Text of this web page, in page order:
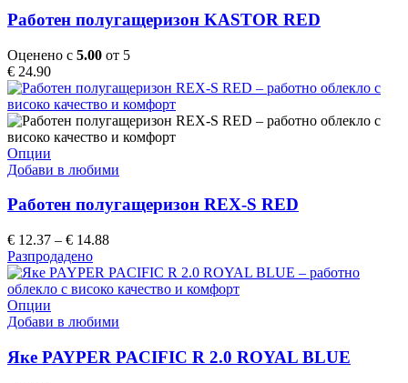
multiple
variants.
options
be
chosen
on
the
product
page
Работен полугащеризон KASTOR RED
Оценено с 5.00 от 5
€ 24.90
Опции
product
multiple
The
options
may
be
chosen
on
the
product
page
Добави в любими
Работен полугащеризон REX-S RED
€ 12.37 – € 14.88Price
€ 12.37
through
Разпродадено
Опции
product
multiple
variants.
Добави в любими
Яке PAYPER PACIFIC R 2.0 ROYAL BLUE